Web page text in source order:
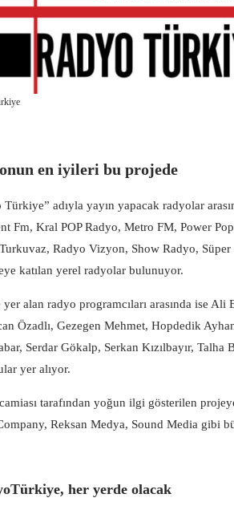
en iyileri bu projede
Türkiye” adıyla yayın yapacak radyolar
Fm, Kral POP Radyo, Metro FM, Power
Radyo Vizyon, Show Radyo,
katılan yerel radyolar bulunuyor.
yer alan radyo programcıları arasında ise
Özadlı, Gezegen Mehmet, Hopdedik
Serdar Gökalp, Serkan Kızılbayır,
yer alıyor.
tarafından yoğun ilgi gösterilen
Reksan Medya, Sound Media gibi
her yerde olacak